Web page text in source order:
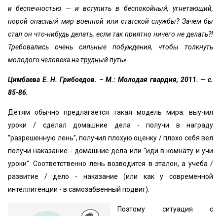
и беспечностью — и вступить в беспокойный, угнетающий,
порой опасный мир военной или статской службы? Зачем бы
стал он что-нибудь делать, если так приятно ничего не делать?!
Требовались очень сильные побуждения, чтобы толкнуть
молодого человека на трудный путь».
Цимбаева Е. Н. Грибоедов. – М.: Молодая гвардия, 2011. — с.
85-86.
Детям обычно предлагается такая модель мира: выучил
уроки / сделал домашние дела - получи в награду
“разрешенную лень”, получил плохую оценку / плохо себя вел
получи наказание - домашние дела или “иди в комнату и учи
уроки”. Соответственно лень возводится в эталон, а учеба /
развитие / дело - наказание (или как у современной
интеллигенции - в самозабвенный подвиг).
Поэтому ситуация с